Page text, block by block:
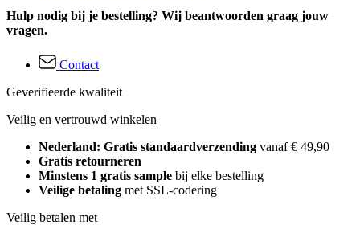
Hulp nodig bij je bestelling? Wij beantwoorden graag jouw
vragen.
Contact
Geverifieerde kwaliteit
Veilig en vertrouwd winkelen
Nederland: Gratis standaardverzending vanaf € 49,90
Gratis retourneren
Minstens 1 gratis sample bij elke bestelling
Veilige betaling met SSL-codering
Veilig betalen met